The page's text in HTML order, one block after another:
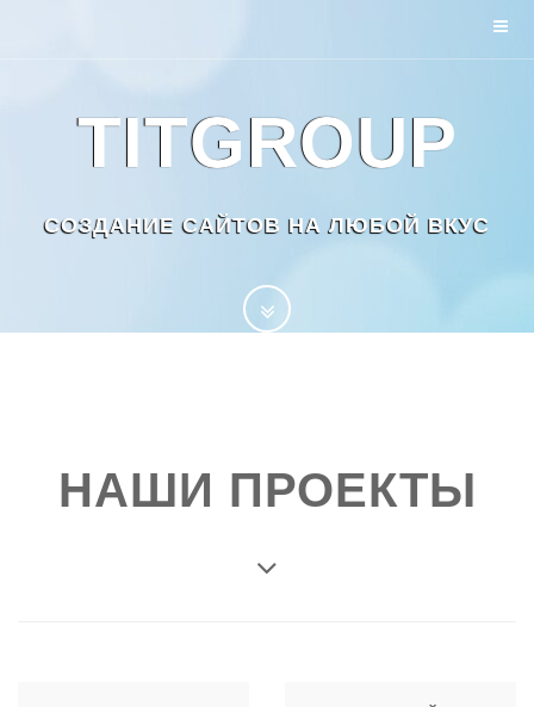
TITGROUP
СОЗДАНИЕ САЙТОВ НА ЛЮБОЙ ВКУС
НАШИ ПРОЕКТЫ